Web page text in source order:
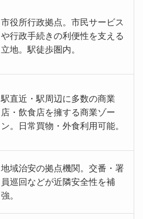
市役所行政拠点。市民サービス
や行政手続きの利便性を支える
立地。駅徒歩圏内。
駅直近・駅周辺に多数の商業
店・飲食店を擁する商業ゾー
ン。日常買物・外食利用可能。
地域治安の拠点機関。交番・署
員巡回などが近隣安全性を補
強。